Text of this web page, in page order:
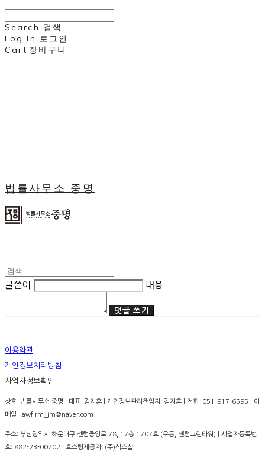
Search 검색
Log In 로그인
Cart 장바구니
법률사무소 중명
글쓴이 내용
댓글 쓰기
이용약관
개인정보처리방침
사업자정보확인
상호: 법률사무소 중명 | 대표: 김지훈 | 개인정보관리책임자: 김지훈 | 전화: 051-917-6595 | 이
메일: lawfirm_jm@naver.com
주소: 부산광역시 해운대구 센텀중앙로 78, 17층 1707호 (우동, 센텀그린타워) | 사업자등록번
호: 882-23-00702 | 호스팅제공자: (주)식스샵